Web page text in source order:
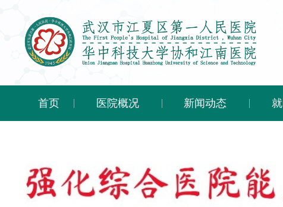
首页 医院概况 新闻动态